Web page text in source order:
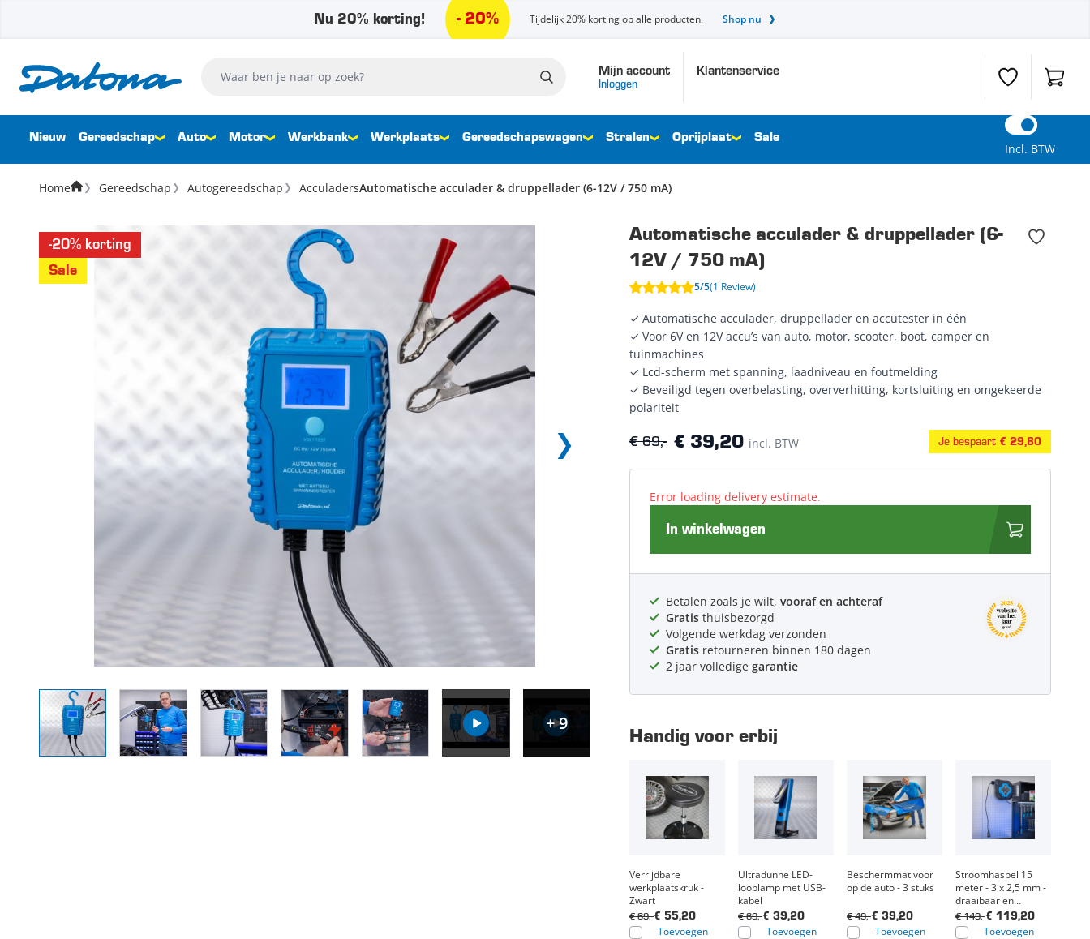
Nu 20% korting! - 20% Tijdelijk 20% korting op alle producten. Shop nu
Mijn account
Inloggen
Klantenservice
Verlanglijst
Waar ben je naar op zoek?
Nieuw Gereedschap Auto Motor Werkbank Werkplaats Gereedschapswagen Stralen Oprijplaat Sale
Incl. BTW
Home Gereedschap Autogereedschap AcculadersAutomatische acculader & druppellader (6-12V / 750 mA)
-20% korting
Sale
+ 9
Automatische acculader & druppellader (6-
12V / 750 mA)
5/5(1 Review)
✓ Automatische acculader, druppellader en accutester in één
✓ Voor 6V en 12V accu’s van auto, motor, scooter, boot, camper en
tuinmachines
✓ Lcd-scherm met spanning, laadniveau en foutmelding
✓ Beveiligd tegen overbelasting, oververhitting, kortsluiting en omgekeerde
polariteit
€ 69,- € 39,20 incl. BTW Je bespaart € 29,80
Error loading delivery estimate.
In winkelwagen
Betalen zoals je wilt, vooraf en achteraf
Gratis thuisbezorgd
Volgende werkdag verzonden
Gratis retourneren binnen 180 dagen
2 jaar volledige garantie
Handig voor erbij
Verrijdbare
werkplaatskruk -
Zwart
€ 55,20
€ 69,-
Toevoegen
Ultradunne LED-
looplamp met USB-
kabel
€ 39,20
€ 69,-
Toevoegen
Beschermmat voor
op de auto - 3 stuks
€ 39,20
€ 49,-
Toevoegen
Stroomhaspel 15
meter - 3 x 2,5 mm -
draaibaar en
automatisch
oprolbaar
€ 119,20
€ 149,-
Toevoegen